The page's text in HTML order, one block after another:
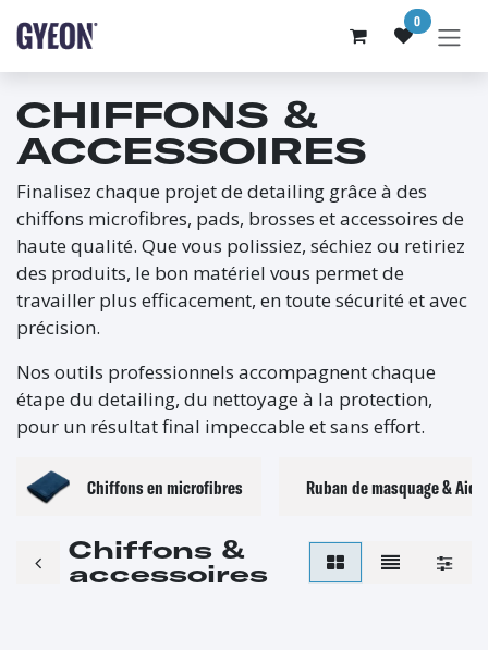
0
CHIFFONS &
ACCESSOIRES
Finalisez chaque projet de detailing grâce à des
chiffons microfibres, pads, brosses et accessoires de
haute qualité. Que vous polissiez, séchiez ou retiriez
des produits, le bon matériel vous permet de
travailler plus efficacement, en toute sécurité et avec
précision.
Nos outils professionnels accompagnent chaque
étape du detailing, du nettoyage à la protection,
pour un résultat final impeccable et sans effort.
Chiffons en microfibres Ruban de masquage &
Chiffons &
accessoires